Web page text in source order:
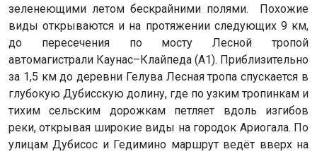
зеленеющими летом бескрайними полями. Похожие
виды открываются и на протяжении следующих 9 км,
до пересечения по мосту Лесной тропой
автомагистрали Каунас–Клайпеда (А1). Приблизительно
за 1,5 км до деревни Гелува Лесная тропа спускается в
глубокую Дубисскую долину, где по узким тропинкам и
тихим сельским дорожкам петляет вдоль изгибов
реки, открывая широкие виды на городок Ариогала. По
улицам Дубисос и Гедимино маршрут ведёт вверх на